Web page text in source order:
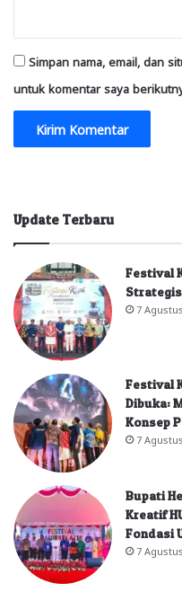
Simpan nama, email, dan
untuk komentar saya
Update Terbaru
Festival
7
Festival
Dibuka:
Konsep
7
Bupati
Kreatif
Fondasi
7